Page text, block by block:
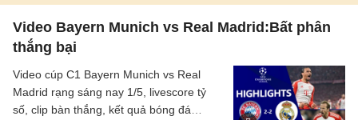
Video Bayern Munich vs Real Madrid:Bất phân
thắng bại
Video cúp C1 Bayern Munich vs Real
Madrid rạng sáng nay 1/5, livescore tỷ
số, clip bàn thắng, kết quả bóng đá